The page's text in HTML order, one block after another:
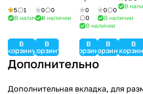
orde 2
5
1
В наличии
В
корзину
dog
0
0
В наличии
В
корзину
os0
0
В наличии
В
корзину
den
0
0
В наличии
В
корзину
h В
В
Дополнительно
Дополнительная вкладка, для